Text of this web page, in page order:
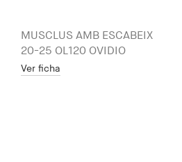
MUSCLUS AMB ESCABEIX
20-25 OL120 OVIDIO
Ver ficha